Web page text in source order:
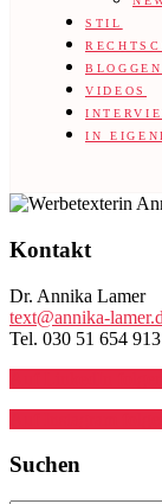
STIL
BLOGGEN
VIDEOS
IN
Footer
Kontakt
Dr. Annika Lamer
text@annika-
Tel. 030 51 654 913
Suchen